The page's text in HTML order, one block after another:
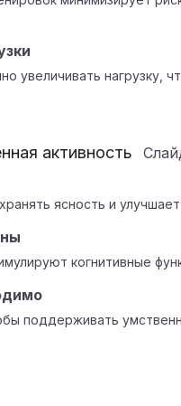
увеличивать нагрузку,
активность
ясность и
когнитивные
поддерживать